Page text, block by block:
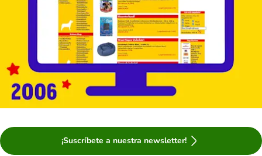
¡Suscríbete a nuestra newsletter!